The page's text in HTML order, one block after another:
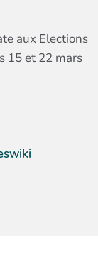
aux Elections
15 et 22 mars